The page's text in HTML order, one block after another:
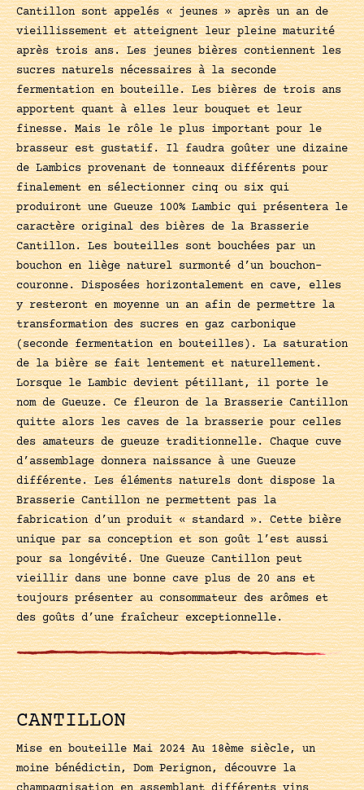
Cantillon sont appelés « jeunes » après un an de
vieillissement et atteignent leur pleine maturité
après trois ans. Les jeunes bières contiennent les
sucres naturels nécessaires à la seconde
fermentation en bouteille. Les bières de trois ans
apportent quant à elles leur bouquet et leur
finesse. Mais le rôle le plus important pour le
brasseur est gustatif. Il faudra goûter une dizaine
de Lambics provenant de tonneaux différents pour
finalement en sélectionner cinq ou six qui
produiront une Gueuze 100% Lambic qui présentera le
caractère original des bières de la Brasserie
Cantillon. Les bouteilles sont bouchées par un
bouchon en liège naturel surmonté d’un bouchon-
couronne. Disposées horizontalement en cave, elles
y resteront en moyenne un an afin de permettre la
transformation des sucres en gaz carbonique
(seconde fermentation en bouteilles). La saturation
de la bière se fait lentement et naturellement.
Lorsque le Lambic devient pétillant, il porte le
nom de Gueuze. Ce fleuron de la Brasserie Cantillon
quitte alors les caves de la brasserie pour celles
des amateurs de gueuze traditionnelle. Chaque cuve
d’assemblage donnera naissance à une Gueuze
différente. Les éléments naturels dont dispose la
Brasserie Cantillon ne permettent pas la
fabrication d’un produit « standard ». Cette bière
unique par sa conception et son goût l’est aussi
pour sa longévité. Une Gueuze Cantillon peut
vieillir dans une bonne cave plus de 20 ans et
toujours présenter au consommateur des arômes et
des goûts d’une fraîcheur exceptionnelle.
CANTILLON
Mise en bouteille Mai 2024 Au 18ème siècle, un
moine bénédictin, Dom Perignon, découvre la